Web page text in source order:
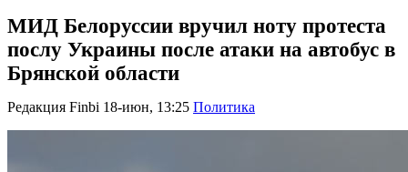
МИД Белоруссии вручил ноту протеста
послу Украины после атаки на автобус в
Брянской области
Редакция Finbi 18-июн, 13:25 Политика